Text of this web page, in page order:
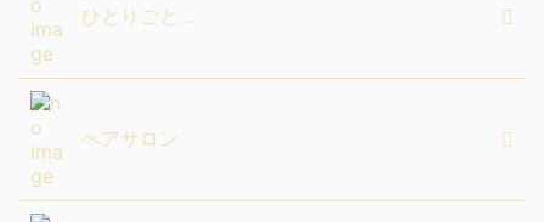
ひとりごと…
ヘアサロン